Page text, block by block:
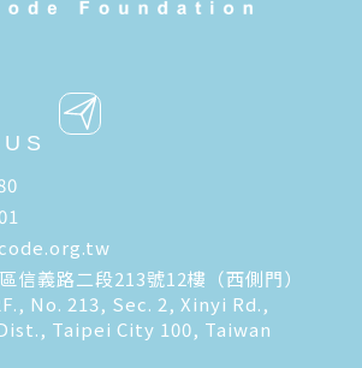
信義路二段213號12樓（西側門）
No. 213, Sec. 2, Xinyi Rd.,
Taipei City 100, Taiwan